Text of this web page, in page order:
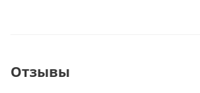
Отзывы